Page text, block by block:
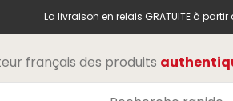
La livraison en relais GRATUITE à
français des produits